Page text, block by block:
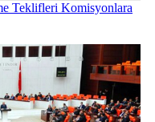
Teklifleri Komisyonlara